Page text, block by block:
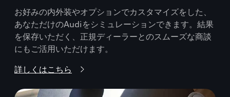
お好みの内外装やオプションでカスタマイズをした、
あなただけのAudiをシミュレーションできます。結果
を保存いただく、正規ディーラーとのスムーズな商談
にもご活用いただけます。
詳しくはこちら